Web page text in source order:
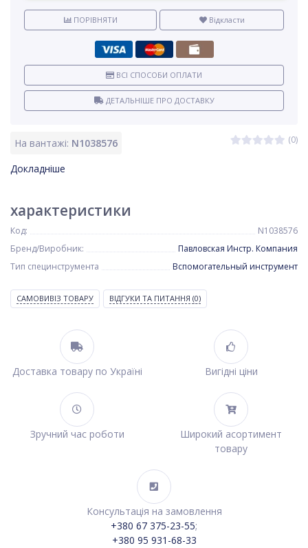
На вантажі: N1038576 (0)
Докладніше
ПОРІВНЯТИ Відкласти
ВСІ СПОСОБИ ОПЛАТИ
ДЕТАЛЬНІШЕ ПРО ДОСТАВКУ
характеристики
Код:
N1038576
Бренд/Виробник:
Павловская Инстр. Компания
Тип специнструмента
Вспомогательный инструмент
САМОВИВІЗ ТОВАРУ ВІДГУКИ ТА ПИТАННЯ (0)
Доставка товару по Україні Вигідні ціни
Зручний час роботи
Широкий асортимент
товару
Консультація на замовлення
+380 67 375-23-55;
+380 95 931-68-33